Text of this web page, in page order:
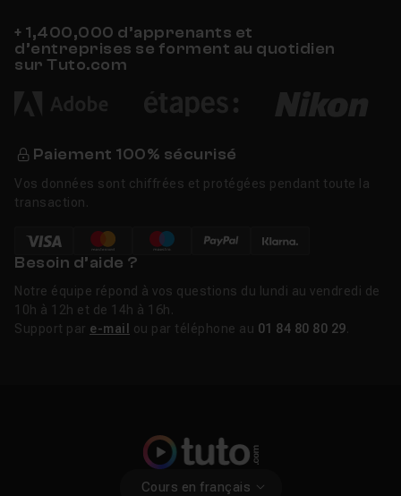
+ 1,400,000 d’apprenants et
d’entreprises se forment au quotidien
sur Tuto.com
Paiement 100% sécurisé
Vos données sont chiffrées et protégées pendant toute la
transaction.
Besoin d’aide ?
Notre équipe répond à vos questions du lundi au vendredi de
10h à 12h et de 14h à 16h.
Support par e-mail ou par téléphone au 01 84 80 80 29
Cours en français